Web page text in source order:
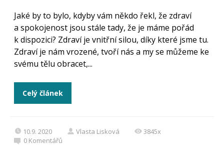
Jaké by to bylo, kdyby vám někdo řekl, že zdraví
a spokojenost jsou stále tady, že je máme pořád
k dispozici? Zdraví je vnitřní silou, díky které jsme tu.
Zdraví je nám vrozené, tvoří nás a my se můžeme ke
svému tělu obracet,...
Celý článek
10.9. 2020 Vlasta Lisková
3845x
0 Komentářů